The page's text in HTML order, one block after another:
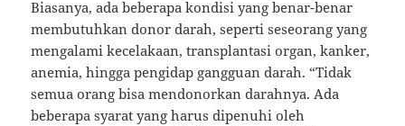
Biasanya, ada beberapa kondisi yang benar-benar
membutuhkan donor darah, seperti seseorang yang
mengalami kecelakaan, transplantasi organ, kanker,
anemia, hingga pengidap gangguan darah. “Tidak
semua orang bisa mendonorkan darahnya. Ada
beberapa syarat yang harus dipenuhi oleh